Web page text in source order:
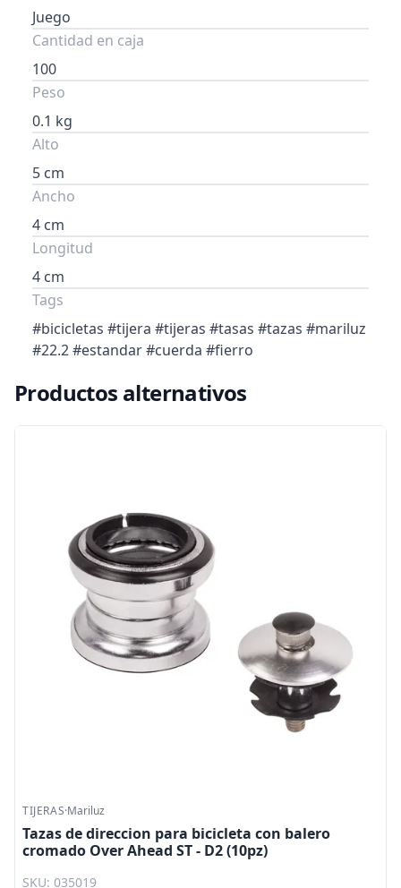
Juego
Cantidad en caja
100
Peso
0.1 kg
Alto
5 cm
Ancho
4 cm
Longitud
4 cm
Tags
#bicicletas #tijera #tijeras #tasas #tazas #mariluz
#22.2 #estandar #cuerda #fierro
Productos alternativos
TIJERAS·Mariluz
Tazas de direccion para bicicleta con balero
cromado Over Ahead ST - D2 (10pz)
SKU: 035019